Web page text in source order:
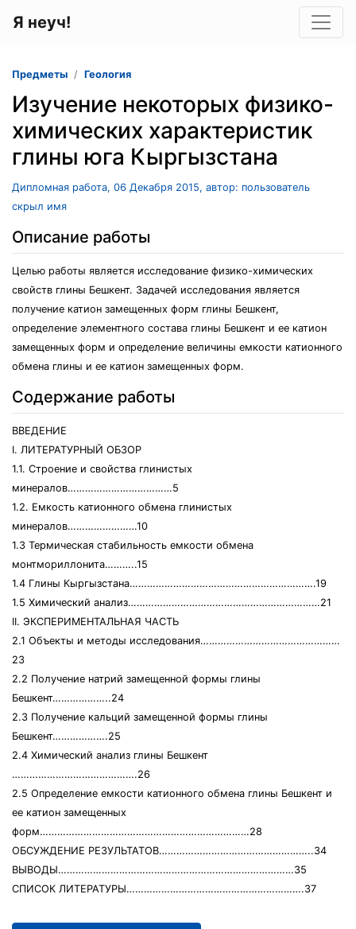
Я неуч!
Предметы Геология
Изучение некоторых физико-
химических характеристик
глины юга Кыргызстана
Дипломная работа, 06 Декабря 2015, автор: пользователь
скрыл имя
Описание работы
Целью работы является исследование физико-химических
свойств глины Бешкент. Задачей исследования является
получение катион замещенных форм глины Бешкент,
определение элементного состава глины Бешкент и ее катион
замещенных форм и определение величины емкости катионного
обмена глины и ее катион замещенных форм.
Содержание работы
ВВЕДЕНИЕ
I. ЛИТЕРАТУРНЫЙ ОБЗОР
1.1. Строение и свойства глинистых
минералов………………………………5
1.2. Емкость катионного обмена глинистых
минералов……………………10
1.3 Термическая стабильность емкости обмена
монтмориллонита………..15
1.4 Глины Кыргызстана……………………………………………………….19
1.5 Химический анализ…………………………………………………………21
II. ЭКСПЕРИМЕНТАЛЬНАЯ ЧАСТЬ
2.1 Объекты и методы исследования…………………………………………
23
2.2 Получение натрий замещенной формы глины
Бешкент………………..24
2.3 Получение кальций замещенной формы глины
Бешкент……………….25
2.4 Химический анализ глины Бешкент
…………………………………….26
2.5 Определение емкости катионного обмена глины Бешкент и
ее катион замещенных
форм………………………………………………………………28
ОБСУЖДЕНИЕ РЕЗУЛЬТАТОВ……………………………………………..34
ВЫВОДЫ………………………………………………………………………35
СПИСОК ЛИТЕРАТУРЫ…………………………………………………….37